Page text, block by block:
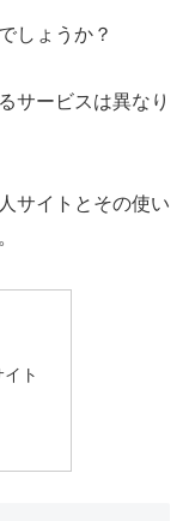
しょうか？
サービスは異なり
サイトとその使い
ト